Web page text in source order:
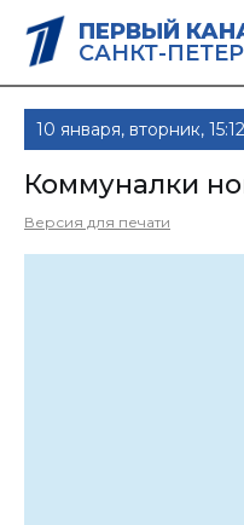
ПЕРВЫЙ
САНКТ-
10 января, вторник, 15:12
Коммуналки
Версия для печати